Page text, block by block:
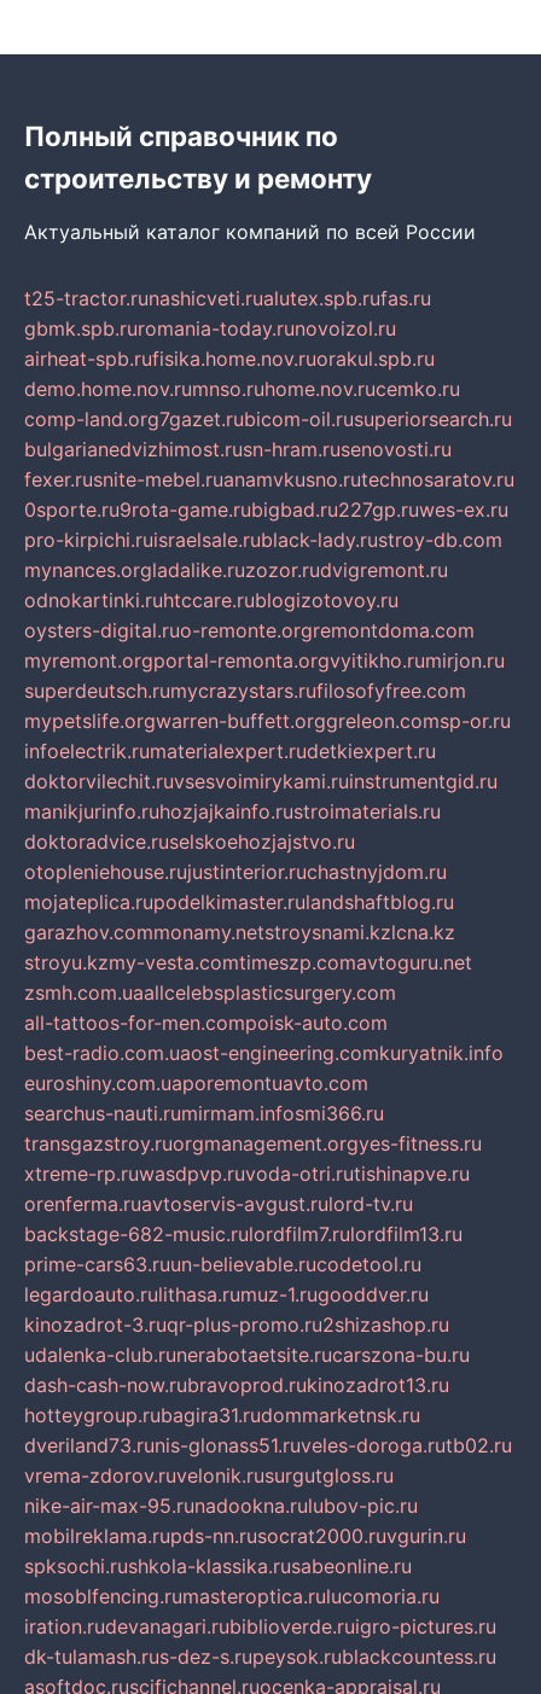
Полный справочник по
строительству и ремонту
Актуальный каталог компаний по всей России
t25-tractor.runashicveti.rualutex.spb.rufas.ru
gbmk.spb.ruromania-today.runovoizol.ru
airheat-spb.rufisika.home.nov.ruorakul.spb.ru
demo.home.nov.rumnso.ruhome.nov.rucemko.ru
comp-land.org7gazet.rubicom-oil.rusuperiorsearch.ru
bulgarianedvizhimost.rusn-hram.rusenovosti.ru
fexer.rusnite-mebel.ruanamvkusno.rutechnosaratov.ru
0sporte.ru9rota-game.rubigbad.ru227gp.ruwes-ex.ru
pro-kirpichi.ruisraelsale.rublack-lady.rustroy-db.com
mynances.orgladalike.ruzozor.rudvigremont.ru
odnokartinki.ruhtccare.rublogizotovoy.ru
oysters-digital.ruo-remonte.orgremontdoma.com
myremont.orgportal-remonta.orgvyitikho.rumirjon.ru
superdeutsch.rumycrazystars.rufilosofyfree.com
mypetslife.orgwarren-buffett.orggreleon.comsp-or.ru
infoelectrik.rumaterialexpert.rudetkiexpert.ru
doktorvilechit.ruvsesvoimirykami.ruinstrumentgid.ru
manikjurinfo.ruhozjajkainfo.rustroimaterials.ru
doktoradvice.ruselskoehozjajstvo.ru
otopleniehouse.rujustinterior.ruchastnyjdom.ru
mojateplica.rupodelkimaster.rulandshaftblog.ru
garazhov.commonamy.netstroysnami.kzlcna.kz
stroyu.kzmy-vesta.comtimeszp.comavtoguru.net
zsmh.com.uaallcelebsplasticsurgery.com
all-tattoos-for-men.compoisk-auto.com
best-radio.com.uaost-engineering.comkuryatnik.info
euroshiny.com.uaporemontuavto.com
searchus-nauti.rumirmam.infosmi366.ru
transgazstroy.ruorgmanagement.orgyes-fitness.ru
xtreme-rp.ruwasdpvp.ruvoda-otri.rutishinapve.ru
orenferma.ruavtoservis-avgust.rulord-tv.ru
backstage-682-music.rulordfilm7.rulordfilm13.ru
prime-cars63.ruun-believable.rucodetool.ru
legardoauto.rulithasa.rumuz-1.rugooddver.ru
kinozadrot-3.ruqr-plus-promo.ru2shizashop.ru
udalenka-club.runerabotaetsite.rucarszona-bu.ru
dash-cash-now.rubravoprod.rukinozadrot13.ru
hotteygroup.rubagira31.rudommarketnsk.ru
dveriland73.runis-glonass51.ruveles-doroga.rutb02.ru
vrema-zdorov.ruvelonik.rusurgutgloss.ru
nike-air-max-95.runadookna.rulubov-pic.ru
mobilreklama.rupds-nn.rusocrat2000.ruvgurin.ru
spksochi.rushkola-klassika.rusabeonline.ru
mosoblfencing.rumasteroptica.rulucomoria.ru
iration.rudevanagari.rubiblioverde.ruigro-pictures.ru
dk-tulamash.rus-dez-s.rupeysok.rublackcountess.ru
asoftdoc.ruscifichannel.ruocenka-appraisal.ru